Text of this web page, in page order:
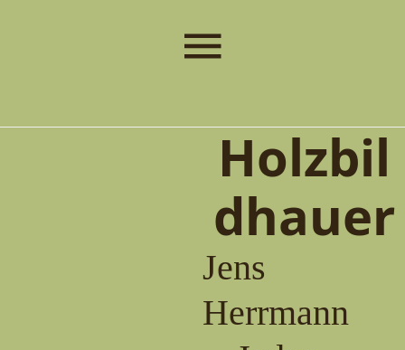
Holzbil
dhauer
Jens
Herrmann